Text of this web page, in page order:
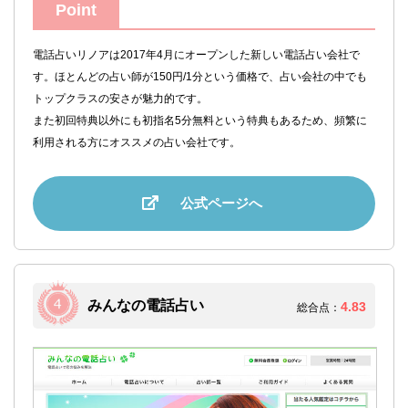
Point
電話占いリノアは2017年4月にオープンした新しい電話占い会社で
す。ほとんどの占い師が150円/1分という価格で、占い会社の中でも
トップクラスの安さが魅力的です。
また初回特典以外にも初指名5分無料という特典もあるため、頻繁に
利用される方にオススメの占い会社です。
公式ページへ
みんなの電話占い 総合点： 4.83